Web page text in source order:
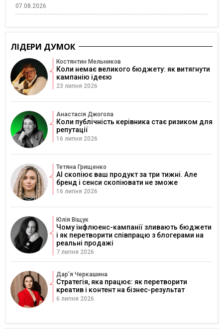
07.08.2026
ЛІДЕРИ ДУМОК
Костянтин Мельников
Коли немає великого бюджету: як витягнути
кампанію ідеєю
23 липня 2026
Анастасія Джогола
Коли публічність керівника стає ризиком для
репутації
16 липня 2026
Тетяна Грищенко
AI скопіює ваш продукт за три тижні. Але
бренд і сенси скопіювати не зможе
16 липня 2026
Юлія Віщук
Чому інфлюенс-кампанії зливають бюджети
і як перетворити співпрацю з блогерами на
реальні продажі
7 липня 2026
Дарʼя Черкашина
Стратегія, яка працює: як перетворити
креатив і контент на бізнес-результат
6 липня 2026